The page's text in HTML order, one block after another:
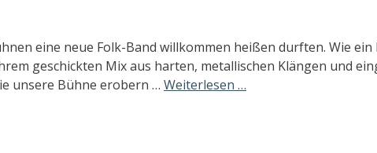
eine neue Folk-Band willkommen heißen durften. Wie
geschickten Mix aus harten, metallischen Klängen und
unsere Bühne erobern … Weiterlesen …